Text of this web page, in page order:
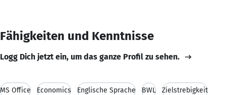
Fähigkeiten und Kenntnisse
Logg Dich jetzt ein, um das ganze Profil zu sehen.
MS Office Economics Englische Sprache BWL Zielstrebigkeit